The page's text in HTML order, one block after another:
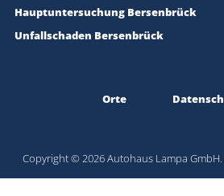
Hauptuntersuchung Bersenbrück
Unfallschaden Bersenbrück
Orte
Copyright © 2026 Autohaus Lampa